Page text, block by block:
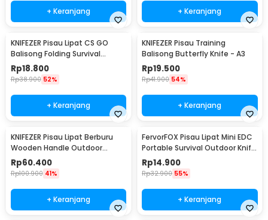
+ Keranjang + Keranjang
KNIFEZER Pisau Lipat CS GO
Balisong Folding Survival
Outdoor Knife - C3
Rp18.800
Rp38.900 52%
+ Keranjang
KNIFEZER Pisau Training
Balisong Butterfly Knife - A3
Rp19.500
Rp41.900 54%
+ Keranjang
KNIFEZER Pisau Lipat Berburu
Wooden Handle Outdoor
Survival Knife - CBF64
Rp60.400
Rp100.900 41%
+ Keranjang
FervorFOX Pisau Lipat Mini EDC
Portable Survival Outdoor Knife
- PMT5
Rp14.900
Rp32.900 55%
+ Keranjang